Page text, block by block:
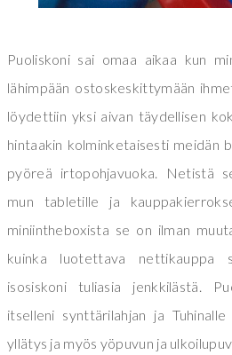
Puoliskoni sai omaa aikaa kun
lähimpään ostoskeskittymään
löydettiin yksi aivan täydellisen
hintaakin kolminketaisesti meidän
pyöreä irtopohjavuoka. Netistä
mun tabletille ja
miniintheboxista se on ilman
kuinka luotettava nettikauppa
isosiskoni tuliasia jenkkilästä.
itselleni synttärilahjan ja
yllätys ja myös yöpuvun ja